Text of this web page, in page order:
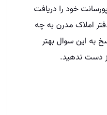
خود را دریافت
املاک مدرن به چه
به این سوال بهتر
دست ندهید.